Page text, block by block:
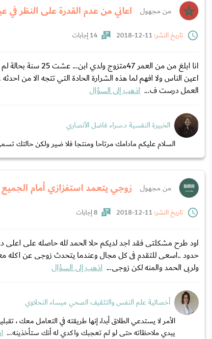
من مجهول اعاني من عدم القدرة على النظر في
تاريخ النشر:
14 إجابات
انا ابلغ من من
اعين الناس ولا افهم لما هذه الشرارة الحادة التي تتجه الا
العمل درست ف... اذهب إلى السؤال
الخبيرة النفسية د.سراء فاضل الأنصاري
السلام عليكم مادامك مرتاحا ومنتجا فلا ضير ولكن حالتك
من مجهول زوجي يتعمد استفزازي أمام
تاريخ النشر:
8 إجابات
اود طرح مشكلتى فقد اجد لديكم حلا الحمد لله حاصله على اعلى
ولربى الحمد والمنه لكن زوجى... اذهب إلى السؤال
أخصائية علم النفس والتثقيف الصحي ميساء النحلاوي
الأمر لا يستدعي الطلاق أبدا، إنها طريقته في التعامل معك
يبدي ملاحظاته حتى لو لم تعجبك واكدي له أنك ستأخذينه...